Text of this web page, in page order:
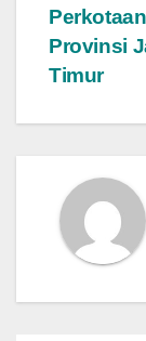
Provinsi
Timur